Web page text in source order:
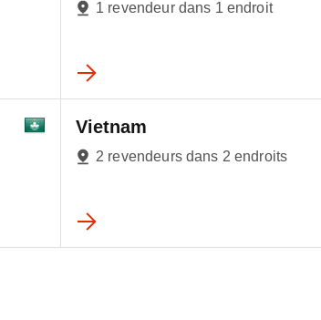
1 revendeur dans 1 endroit
Vietnam
2 revendeurs dans 2 endroits